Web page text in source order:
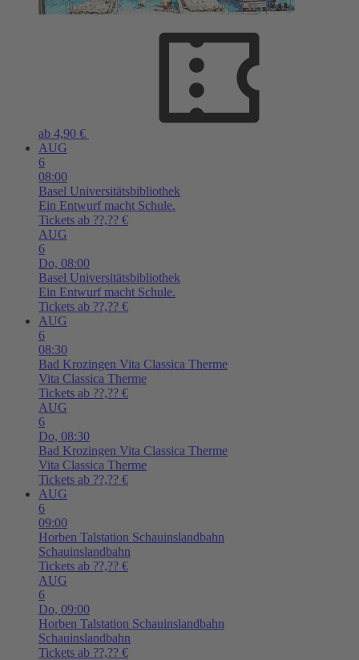
ab 4,90 €
AUG
6
08:00
Basel Universitätsbibliothek
Ein Entwurf macht Schule.
Tickets ab ??,?? €
AUG
6
Do, 08:00
Basel Universitätsbibliothek
Ein Entwurf macht Schule.
Tickets ab ??,?? €
AUG
6
08:30
Bad Krozingen Vita Classica Therme
Vita Classica Therme
Tickets ab ??,?? €
AUG
6
Do, 08:30
Bad Krozingen Vita Classica Therme
Vita Classica Therme
Tickets ab ??,?? €
AUG
6
09:00
Horben Talstation Schauinslandbahn
Schauinslandbahn
Tickets ab ??,?? €
AUG
6
Do, 09:00
Horben Talstation Schauinslandbahn
Schauinslandbahn
Tickets ab ??,?? €